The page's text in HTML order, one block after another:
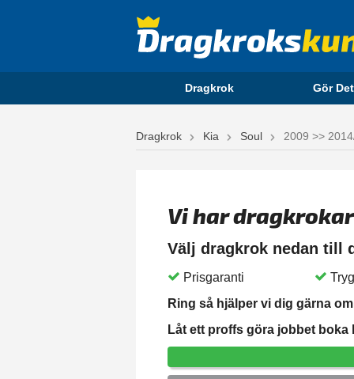
Dragkrok Gör
Dragkrok Kia Soul 2009 >>
Vi har
Välj dragkrok nedan till
Prisgaranti
Ring så hjälper vi dig gärna
Låt ett proffs göra jobbet